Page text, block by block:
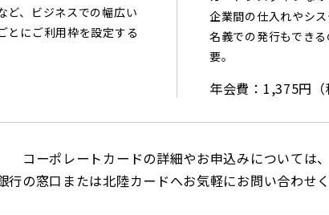
ど、ビジネスでの幅広い
とにご利用枠を設定する
企業間の仕入れやシ
名義での発行もでき
要。
年会費：1,375円（
コーポレートカードの詳細やお申込みについては、
行の窓口または北陸カードへお気軽にお問い合わせく